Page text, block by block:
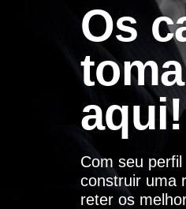
Os
aqui!
Com seu
construir uma
reter os